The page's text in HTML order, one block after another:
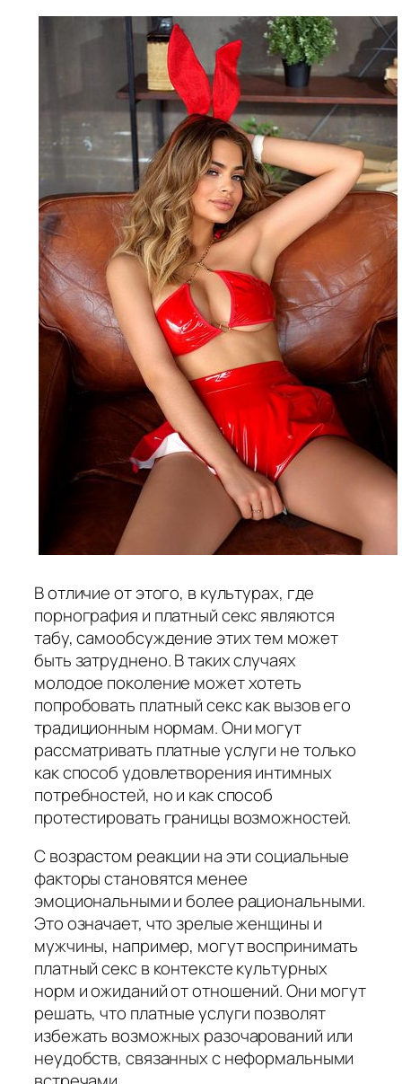
В отличие от этого, в культурах, где
порнография и платный секс являются
табу, самообсуждение этих тем может
быть затруднено. В таких случаях
молодое поколение может хотеть
попробовать платный секс как вызов его
традиционным нормам. Они могут
рассматривать платные услуги не только
как способ удовлетворения интимных
потребностей, но и как способ
протестировать границы возможностей.
С возрастом реакции на эти социальные
факторы становятся менее
эмоциональными и более рациональными.
Это означает, что зрелые женщины и
мужчины, например, могут воспринимать
платный секс в контексте культурных
норм и ожиданий от отношений. Они могут
решать, что платные услуги позволят
избежать возможных разочарований или
неудобств, связанных с неформальными